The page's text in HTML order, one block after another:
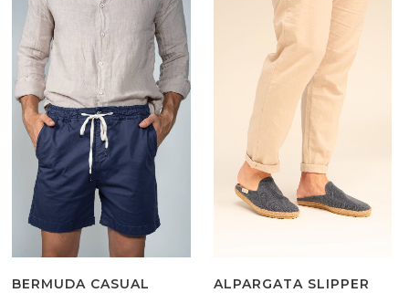
BERMUDA CASUAL
ALPARGATA SLIPPER